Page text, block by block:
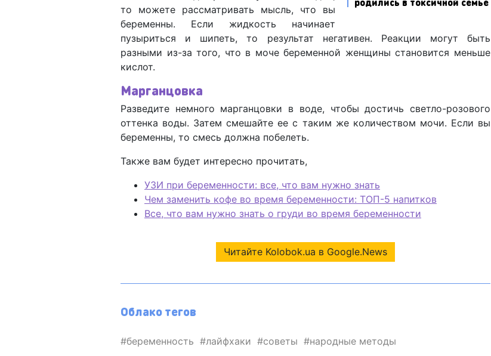
то можете рассматривать мысль, что вы
беременны. Если жидкость начинает
пузыриться и шипеть, то результат негативен. Реакции могут быть
разными из-за того, что в моче беременной женщины становится меньше
кислот.
Марганцовка
Разведите немного марганцовки в воде, чтобы достичь светло-розового
оттенка воды. Затем смешайте ее с таким же количеством мочи. Если вы
беременны, то смесь должна побелеть.
Также вам будет интересно прочитать,
УЗИ при беременности: все, что вам нужно знать
Чем заменить кофе во время беременности: ТОП-5 напитков
Все, что вам нужно знать о груди во время беременности
Читайте Kolobok.ua в Google.News
Облако тегов
беременность лайфхаки советы народные методы